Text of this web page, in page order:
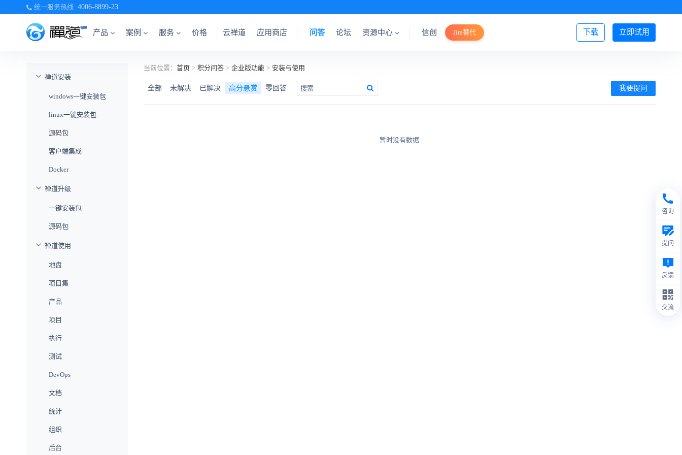
统一服务热线 4006-8899-23
产品 案例 服务 价格 立即试用
下载
云禅道 应用商店 问答 论坛 资源中心 信创 Jira替代 登录/注册
禅道安装
windows一键安装包
linux一键安装包
源码包
客户端集成
Docker
禅道升级
一键安装包
源码包
禅道使用
地盘
项目集
产品
项目
执行
测试
DevOps
文档
统计
组织
后台
当前位置： 首页 > 积分问答 > 企业版功能 > 安装与使用
全部 未解决 已解决 高分悬赏 零回答 我要提问
暂时没有数据
咨询
提问
反馈
交流